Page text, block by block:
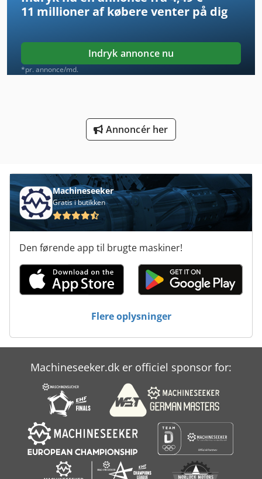
Kgs 1670
Knc 8
Lcf 1
Manual
Produktion Af Byggematerialer
11 millioner af købere venter på dig
Indryk annonce nu
*pr. annonce/md.
Annoncér her
Machineseeker
Gratis i butikken
Den førende app til brugte maskiner!
Flere oplysninger
Machineseeker.dk er officiel sponsor for: